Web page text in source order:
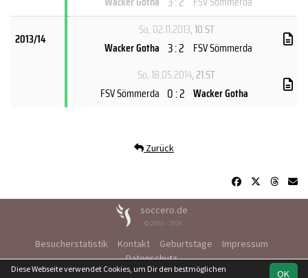
2013/14
Sa, 02.11.2013, 10.ST
Wacker Gotha 3 : 2 FSV Sömmerda
So, 18.05.2014, 21.ST
FSV Sömmerda 0 : 2 Wacker Gotha
Zurück
soccero.de
© 2006 - 2026
Besucherstatistik Kontakt Geburtstage
Impressum
Datenschutz
OK
Diese Webseite verwendet Cookies, um Dir den bestmöglichen